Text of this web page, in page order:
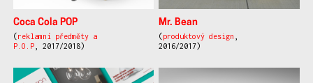
Coca Cola POP
(reklamní předměty a
P.O.P, 2017/2018)
Mr. Bean
(produktový design
2016/2017)